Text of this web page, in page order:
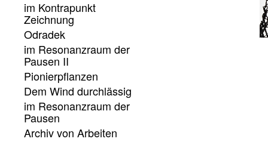
im Kontrapunkt
Zeichnung
Odradek
im Resonanzraum der
Pausen II
Pionierpflanzen
Dem Wind durchlässig
im Resonanzraum der
Pausen
Archiv von Arbeiten